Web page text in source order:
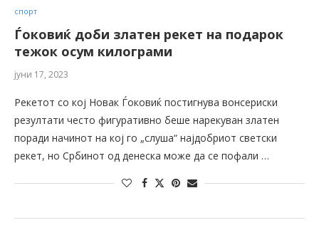
спорт
Ѓоковиќ доби златен рекет на подарок
тежок осум килограми
јуни 17, 2023
Рекетот со кој Новак Ѓоковиќ постигнува вонсериски
резултати често фигуративно беше нарекуван златен
поради начинот на кој го „слуша“ најдобриот светски
рекет, но Србинот од денеска може да се пофали …